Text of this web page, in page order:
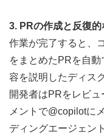
3. PRの作成と反復的
作業が完了すると、
をまとめたPRを自
容を説明したディス
開発者はPRをレビ
メントで@copilotに
ディングエージェン